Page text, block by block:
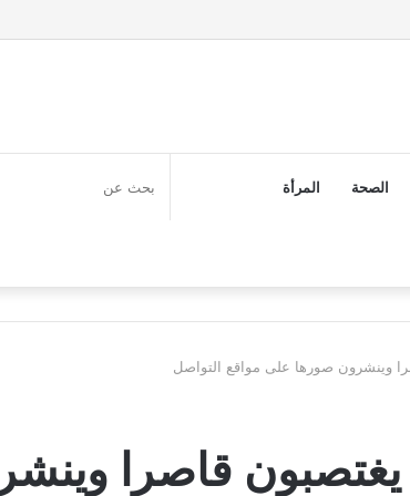
الصحة المرأة
وينشرون صورها على مواقع التواصل
يغتصبون قاصرا